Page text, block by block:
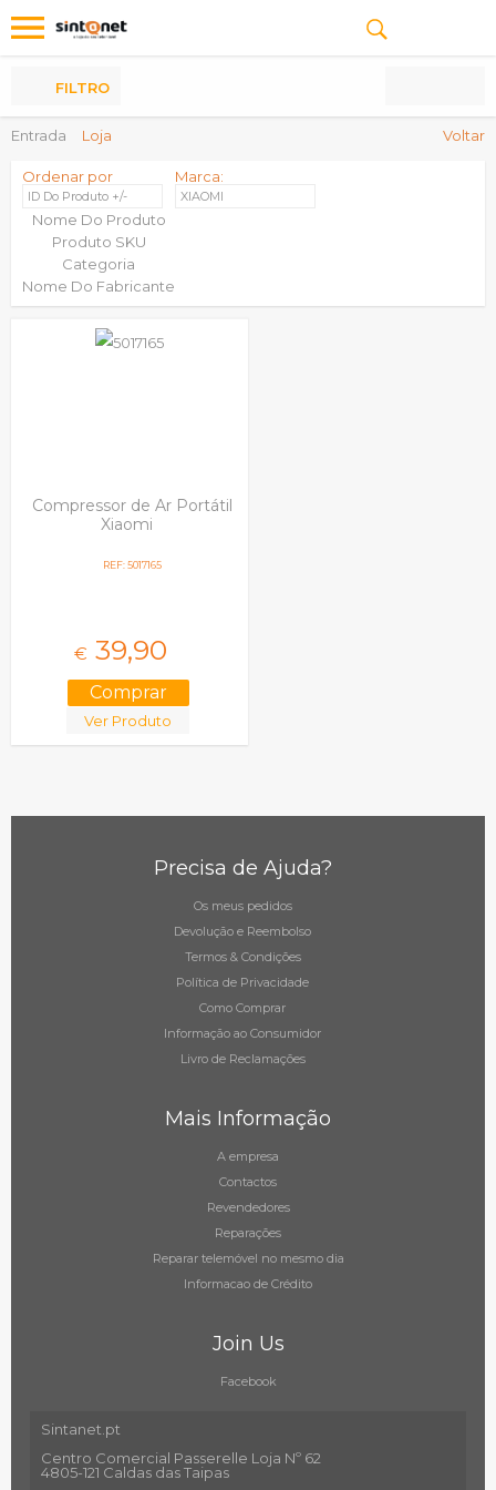
Entrada Loja Voltar
FILTRO
Ordenar por
ID Do Produto +/-
Nome Do Produto
Produto SKU
Categoria
Nome Do Fabricante
Marca:
XIAOMI
Compressor de Ar Portátil
Xiaomi
REF: 5017165
€ 39,90
Ver Produto
Precisa de Ajuda?
Os meus pedidos
Devolução e Reembolso
Termos & Condições
Política de Privacidade
Como Comprar
Informação ao Consumidor
Livro de Reclamações
Mais Informação
A empresa
Contactos
Revendedores
Reparações
Reparar telemóvel no mesmo dia
Informacao de Crédito
Join Us
Facebook
Sintanet.pt
Centro Comercial Passerelle Loja Nº 62
4805-121 Caldas das Taipas